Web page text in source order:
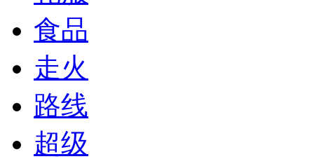
食品
走火
路线
超级